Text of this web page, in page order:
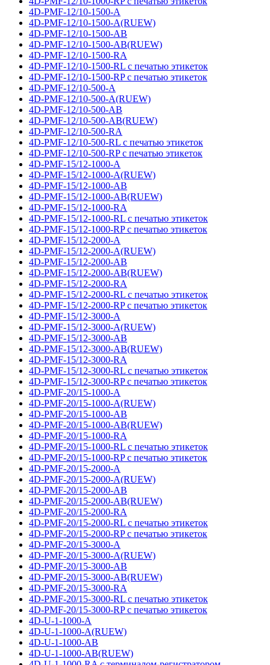
4D-PMF-12/10-1500-A
4D-PMF-12/10-1500-A(RUEW)
4D-PMF-12/10-1500-AB
4D-PMF-12/10-1500-AB(RUEW)
4D-PMF-12/10-1500-RA
4D-PMF-12/10-1500-RL с печатью этикеток
4D-PMF-12/10-1500-RP с печатью этикеток
4D-PMF-12/10-500-A
4D-PMF-12/10-500-A(RUEW)
4D-PMF-12/10-500-AB
4D-PMF-12/10-500-AB(RUEW)
4D-PMF-12/10-500-RA
4D-PMF-12/10-500-RL с печатью этикеток
4D-PMF-12/10-500-RP с печатью этикеток
4D-PMF-15/12-1000-A
4D-PMF-15/12-1000-A(RUEW)
4D-PMF-15/12-1000-AB
4D-PMF-15/12-1000-AB(RUEW)
4D-PMF-15/12-1000-RA
4D-PMF-15/12-1000-RL с печатью этикеток
4D-PMF-15/12-1000-RP с печатью этикеток
4D-PMF-15/12-2000-A
4D-PMF-15/12-2000-A(RUEW)
4D-PMF-15/12-2000-AB
4D-PMF-15/12-2000-AB(RUEW)
4D-PMF-15/12-2000-RA
4D-PMF-15/12-2000-RL с печатью этикеток
4D-PMF-15/12-2000-RP с печатью этикеток
4D-PMF-15/12-3000-A
4D-PMF-15/12-3000-A(RUEW)
4D-PMF-15/12-3000-AB
4D-PMF-15/12-3000-AB(RUEW)
4D-PMF-15/12-3000-RA
4D-PMF-15/12-3000-RL с печатью этикеток
4D-PMF-15/12-3000-RP с печатью этикеток
4D-PMF-20/15-1000-A
4D-PMF-20/15-1000-A(RUEW)
4D-PMF-20/15-1000-AB
4D-PMF-20/15-1000-AB(RUEW)
4D-PMF-20/15-1000-RA
4D-PMF-20/15-1000-RL с печатью этикеток
4D-PMF-20/15-1000-RP с печатью этикеток
4D-PMF-20/15-2000-A
4D-PMF-20/15-2000-A(RUEW)
4D-PMF-20/15-2000-AB
4D-PMF-20/15-2000-AB(RUEW)
4D-PMF-20/15-2000-RA
4D-PMF-20/15-2000-RL с печатью этикеток
4D-PMF-20/15-2000-RP с печатью этикеток
4D-PMF-20/15-3000-A
4D-PMF-20/15-3000-A(RUEW)
4D-PMF-20/15-3000-AB
4D-PMF-20/15-3000-AB(RUEW)
4D-PMF-20/15-3000-RA
4D-PMF-20/15-3000-RL с печатью этикеток
4D-PMF-20/15-3000-RP с печатью этикеток
4D-U-1-1000-A
4D-U-1-1000-A(RUEW)
4D-U-1-1000-AB
4D-U-1-1000-AB(RUEW)